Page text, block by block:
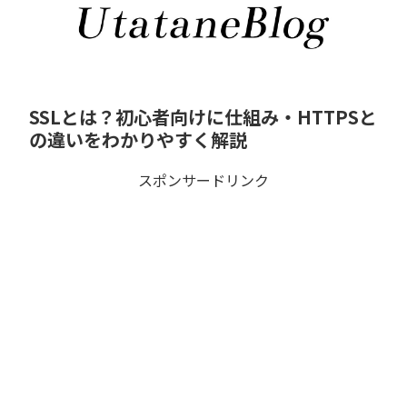
SSLとは？初心者向けに仕組み・HTTPSと
の違いをわかりやすく解説
スポンサードリンク